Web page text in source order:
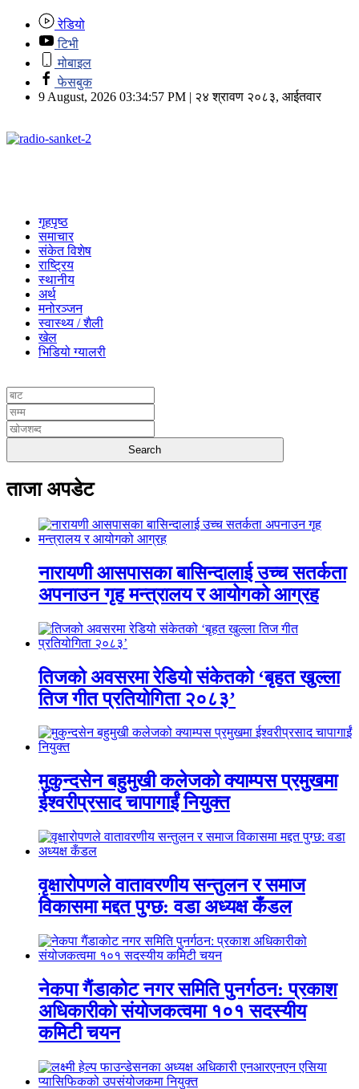
रेडियो
टिभी
मोबाइल
फेसबुक
9 August, 2026 03:34:57 PM | २४ श्रावण २०८३, आईतवार
गृहपृष्ठ
समाचार
संकेत विशेष
राष्ट्रिय
स्थानीय
अर्थ
मनोरञ्जन
स्वास्थ्य / शैली
खेल
भिडियो ग्यालरी
ताजा अपडेट
नारायणी आसपासका बासिन्दालाई उच्च सतर्कता
अपनाउन गृह मन्त्रालय र आयोगको आग्रह
तिजको अवसरमा रेडियो संकेतको ‘बृहत खुल्ला
तिज गीत प्रतियोगिता २०८३’
मुकुन्दसेन बहुमुखी कलेजको क्याम्पस प्रमुखमा
ईश्वरीप्रसाद चापागाईं नियुक्त
वृक्षारोपणले वातावरणीय सन्तुलन र समाज
विकासमा मद्दत पुग्छ: वडा अध्यक्ष कँडल
नेकपा गैंडाकोट नगर समिति पुनर्गठन: प्रकाश
अधिकारीको संयोजकत्वमा १०१ सदस्यीय
कमिटी चयन